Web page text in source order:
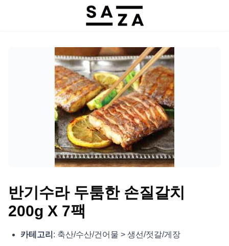
반기수라 두툼한 손질갈치
200g X 7팩
카테고리 : 축산/수산/건어물 > 생선/젓갈/게장